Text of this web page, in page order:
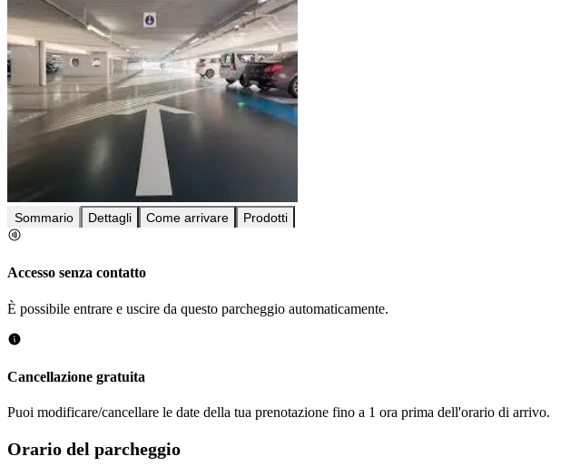
Sommario Dettagli Come arrivare Prodotti
Accesso senza contatto
È possibile entrare e uscire da questo parcheggio automaticamente.
Cancellazione gratuita
Puoi modificare/cancellare le date della tua prenotazione fino a 1 ora prima dell'orario di arrivo.
Orario del parcheggio